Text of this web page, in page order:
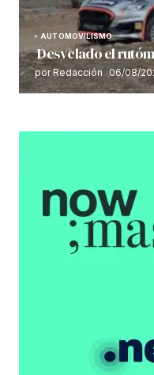
AUTOMOVILISMO
Desvelado el
por Redacción 06/08/